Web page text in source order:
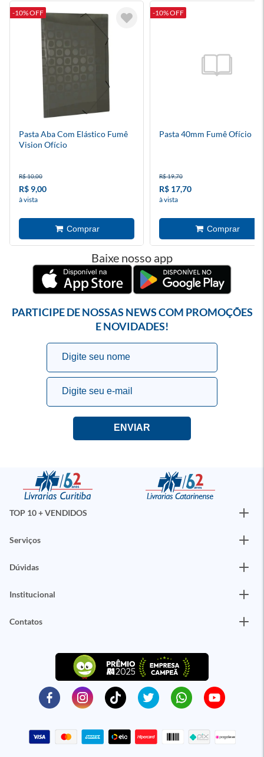
-10% OFF
Pasta Aba Com Elástico Fumê
Vision Ofício
R$ 10,00
R$ 9,00
à vista
-10% OFF
Pasta 40mm Fumê Ofício
R$ 19,70
R$ 17,70
à vista
Baixe nosso app
PARTICIPE DE NOSSAS NEWS COM PROMOÇÕES
E NOVIDADES!
TOP 10 + VENDIDOS
Serviços
Dúvidas
Institucional
Contatos